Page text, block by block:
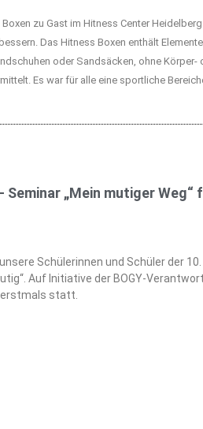
zu Gast im Hitness Center
Das Hitness Boxen enthält
oder Sandsäcken, ohne
Es war für alle eine sportliche
„Mein mutiger Weg“
Schülerinnen und Schüler der
Auf Initiative der BOGY-
erstmals statt.